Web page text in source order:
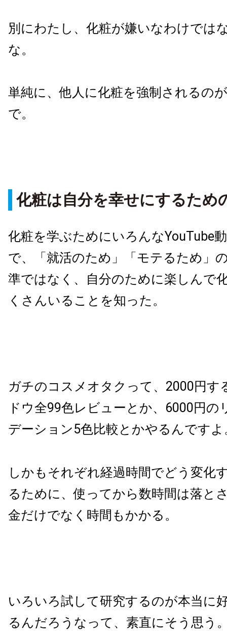
別にわたし、化粧が嫌いなわけでは
な。
単純に、他人に化粧を強制されるの
で。
化粧は自分を幸せにするため
化粧を学ぶためにいろんなYouTube
で、「就活のため」「モテるため」
準ではなく、自分のために楽しんで
くさんいることを知った。
ガチのコスメオタクって、2000円す
ドウ全99色レビューとか、6000円の
デーション5色比較とかやるんですよ
しかもそれぞれ経過時間でどう変化
るために、使ってから数時間は落と
金だけでなく時間もかかる。
いろいろ試して研究するのが本当に
るんだろうなって、素直にそう思う